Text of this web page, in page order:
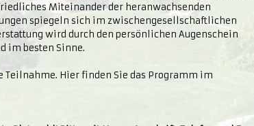
Miteinander der heranwachsenden
spiegeln sich im zwischengesellschaftlichen
wird durch den persönlichen Augenschein
im besten Sinne.
Hier finden Sie das Programm im